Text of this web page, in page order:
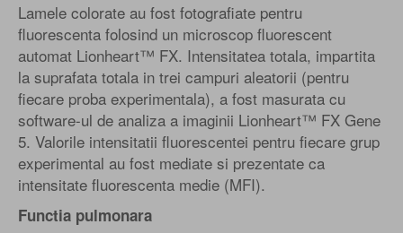
Lamele colorate au fost fotografiate pentru
fluorescenta folosind un microscop fluorescent
automat Lionheart™ FX. Intensitatea totala, impartita
la suprafata totala in trei campuri aleatorii (pentru
fiecare proba experimentala), a fost masurata cu
software-ul de analiza a imaginii Lionheart™ FX Gene
5. Valorile intensitatii fluorescentei pentru fiecare grup
experimental au fost mediate si prezentate ca
intensitate fluorescenta medie (MFI).
Functia pulmonara